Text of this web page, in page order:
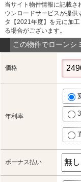
当サイト物件情報に記載
ウンロードサービスが提
タ【2021年度】を元に加
る場合がございます。
この物件でローンシ
価格
年利率
ボーナス払い